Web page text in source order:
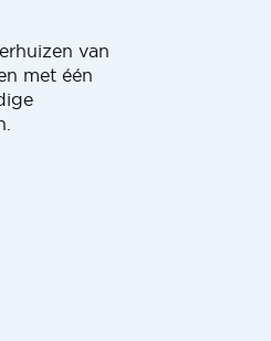
van
met één